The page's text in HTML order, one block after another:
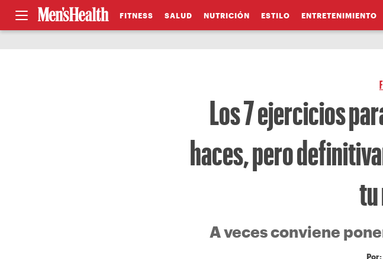
FITNESS SALUD NUTRICIÓN ESTILO ENTRETENIMIENTO
Los 7 ejercicios
haces, pero
A veces conviene
Por: